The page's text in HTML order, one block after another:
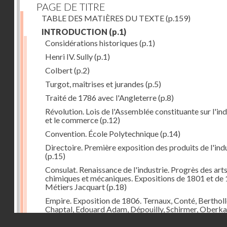
PAGE DE TITRE
TABLE DES MATIÈRES DU TEXTE(p.159)
INTRODUCTION (p.1)
Considérations historiques (p.1)
Henri IV. Sully(p.1)
Colbert(p.2)
Turgot, maîtrises et jurandes (p.5)
Traité de 1786 avec l'Angleterre(p.8)
Révolution. Lois de l'Assemblée constituante sur
et le commerce(p.12)
Convention. École Polytechnique(p.14)
Directoire. Première exposition des produits de
(p.15)
Consulat. Renaissance de l'industrie. Progrès des arts
chimiques et mécaniques. Expositions de 1801 et de
Métiers Jacquart(p.18)
Empire. Exposition de 1806. Ternaux, Conté,
Chaptal, Edouard Adam, Dépouilly, Schirmer,